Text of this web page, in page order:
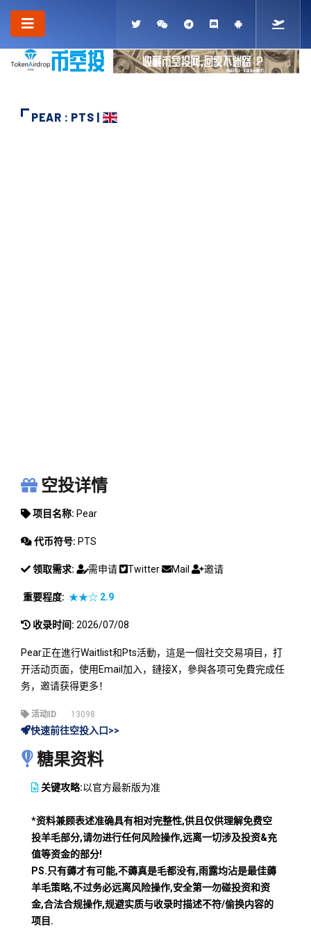
PEAR : PTS |
空投详情
项目名称: Pear
代币符号: PTS
领取需求: 需申请 Twitter Mail 邀请
重要程度: ★★☆ 2.9
收录时间: 2026/07/08
Pear正在進行Waitlist和Pts活動，這是一個社交交易項目，打
开活动页面，使用Email加入，鏈接X，參與各项可免費完成任
务，邀请获得更多！
活动ID 13098
快速前往空投入口>>
糖果资料
关键攻略:以官方最新版为准
*资料兼顾表述准确具有相对完整性,供且仅供理解免费空
投羊毛部分,请勿进行任何风险操作,远离一切涉及投资&充
值等资金的部分!
PS.只有薅才有可能,不薅真是毛都没有,雨露均沾是最佳薅
羊毛策略,不过务必远离风险操作,安全第一勿碰投资和资
金,合法合规操作,规避实质与收录时描述不符/偷换内容的
项目.